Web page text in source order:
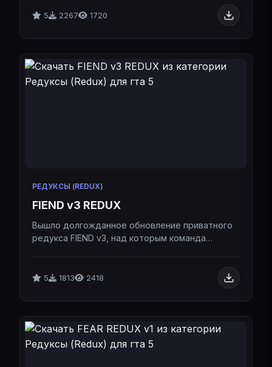
перестрелках, плавная езда и эстетика
5 2267 1720
РЕДУКСЫ (REDUX)
FIEND v3 REDUX
Вышло долгожданное обновление приватного
редукса FIEND v3, над которым команда
FIEND v3, над которым команда работала более
5 1813 2418